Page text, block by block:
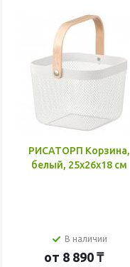
РИСАТОРП Корзина,
белый, 25x26x18 см
В наличии
от 8 890 ₸